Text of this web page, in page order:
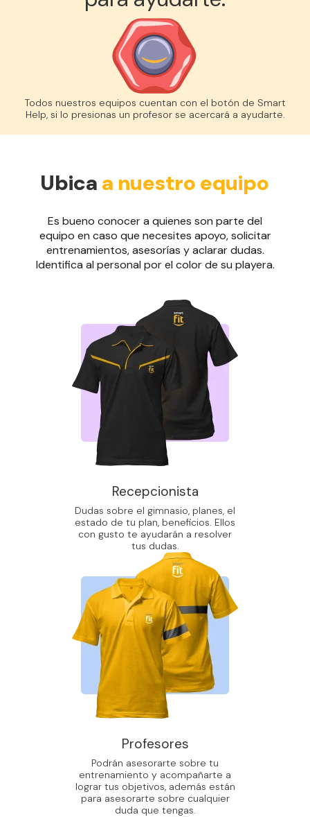
Todos nuestros equipos cuentan con el botón de Smart
Help, si lo presionas un profesor se acercará a ayudarte.
Ubica a nuestro equipo
Es bueno conocer a quienes son parte del
equipo en caso que necesites apoyo, solicitar
entrenamientos, asesorías y aclarar dudas.
Identifica al personal por el color de su playera.
Recepcionista
Dudas sobre el gimnasio, planes, el
estado de tu plan, beneficios. Ellos
con gusto te ayudarán a resolver
tus dudas.
Profesores
Podrán asesorarte sobre tu
entrenamiento y acompañarte a
lograr tus objetivos, además están
para asesorarte sobre cualquier
duda que tengas.